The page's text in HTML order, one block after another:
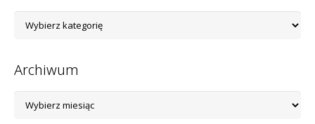
kategorii
Archiwum